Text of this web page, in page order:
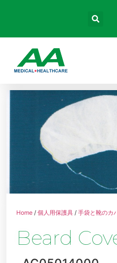
Home /個人用保護具 /手袋と靴のカ
Beard